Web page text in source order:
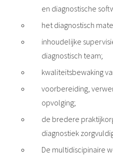
en diagnostische
het diagnostisch
inhoudelijke
diagnostisch team;
kwaliteitsbewaking
voorbereiding,
opvolging;
de bredere
diagnostiek
De multidiscipinaire